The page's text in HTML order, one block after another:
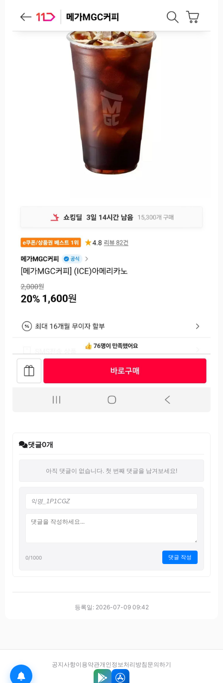
댓글0개
아직 댓글이 없습니다. 첫 번째 댓글을 남겨보세요!
0/1000 댓글 작성
등록일: 2026-07-09 09:42
공지사항이용약관개인정보처리방침 문의하기